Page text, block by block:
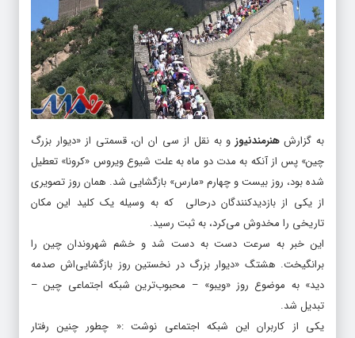
به گزارشهنرمندنیوزو به نقل از سی ان ان، قسمتی از «دیوار بزرگ
چین» پس از آنکه به مدت دو ماه به علت شیوع ویروس «کرونا» تعطیل
شده بود، روز بیست و چهارم «مارس» بازگشایی شد. همان روز تصویری
از یکی از بازدیدکنندگان درحالی که به وسیله یک کلید این مکان
تاریخی را مخدوش می‌کرد، به ثبت رسید.
این خبر به سرعت دست به دست شد و خشم شهروندان چین را
برانگیخت. هشتگ «دیوار بزرگ در نخستین روز بازگشایی‌اش صدمه
دید» به موضوع روز «ویبو» – محبوب‌ترین شبکه اجتماعی چین –
تبدیل شد.
یکی از کاربران این شبکه اجتماعی نوشت :« چطور چنین رفتار